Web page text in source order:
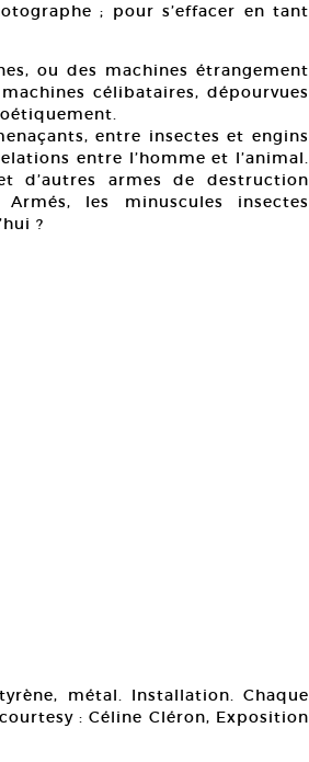
; pour s’effacer en tant
ou des machines étrangement
célibataires, dépourvues
entre insectes et engins
entre l’homme et l’animal.
d’autres armes de destruction
les minuscules insectes
?
métal. Installation. Chaque
: Céline Cléron, Exposition